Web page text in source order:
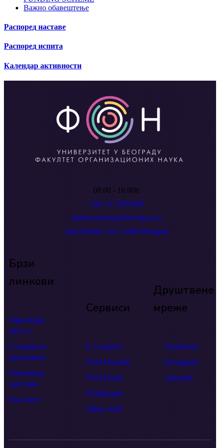
Важно обавештење
Распоред наставе
Распоред испита
Календар активности
08.00 - 16.00h
+381 11 3950 885
sluzba.msd.das@fon.bg.ac.rs
Јове Илића 154, 11000 Beograd
Брзи
линкови
Најновије
вести
Студијски
програми
Распоред
наставе
Контакт
Сервиси
Е-студент
FON Moodle
FON Email
FONBoard
Office 365
Друштвене
мреже
Facebook
Instagram
LinkedIn